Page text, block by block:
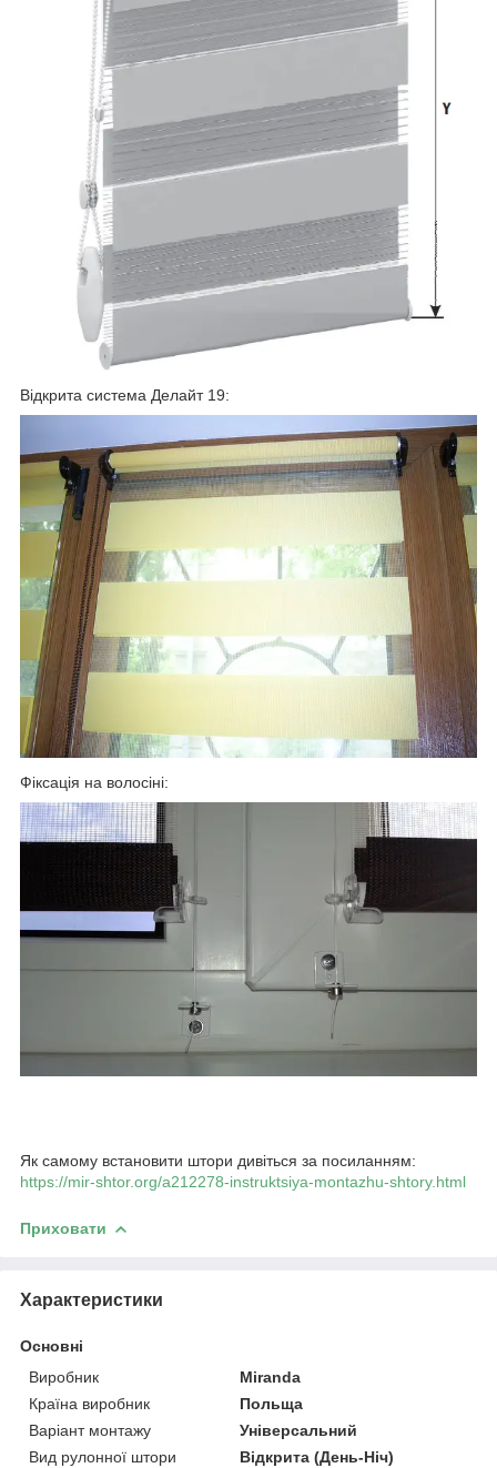
Відкрита система Делайт 19:
Фіксація на волосіні:
Як самому встановити штори дивіться за посиланням:
https://mir-shtor.org/a212278-instruktsiya-montazhu-shtory.html
Приховати
Характеристики
Основні
Виробник
Miranda
Країна виробник
Польща
Варіант монтажу
Універсальний
Вид рулонної штори
Відкрита (День-Ніч)